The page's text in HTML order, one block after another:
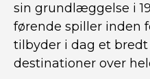
sin grundlæggelse i
førende spiller inden
tilbyder i dag et
destinationer over